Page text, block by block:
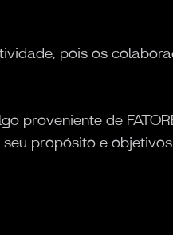
pois os
proveniente de
propósito e